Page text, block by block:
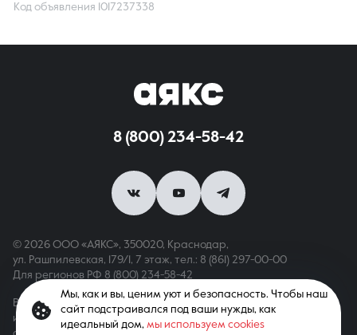
Код объявления 1017237338
8 (800) 234-58-42
© 2026 ООО «АЯКС», 350020, Краснодар,
ул. Рашпилевская, 179/1, 7 этаж, тел.: 8 (861) 297-00-00
Для регионов РФ 8 (800) 234-58-42
Вся информация, опубликованная на сайте, носит только
информационный характер и не является публичной офертой,
Мы, как и вы, ценим уют и безопасность. Чтобы наш
сайт подстраивался под ваши нужды, как
идеальный дом, мы используем cookies